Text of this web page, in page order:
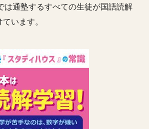
は通塾するすべての生徒が国語読解
います。